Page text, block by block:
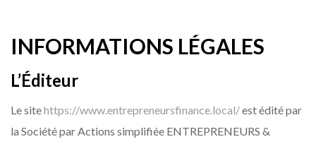
INFORMATIONS LÉGALES
L’Éditeur
Le sitehttps://www.entrepreneursfinance.local/est édité par
la Société par Actions simplifiée ENTREPRENEURS &